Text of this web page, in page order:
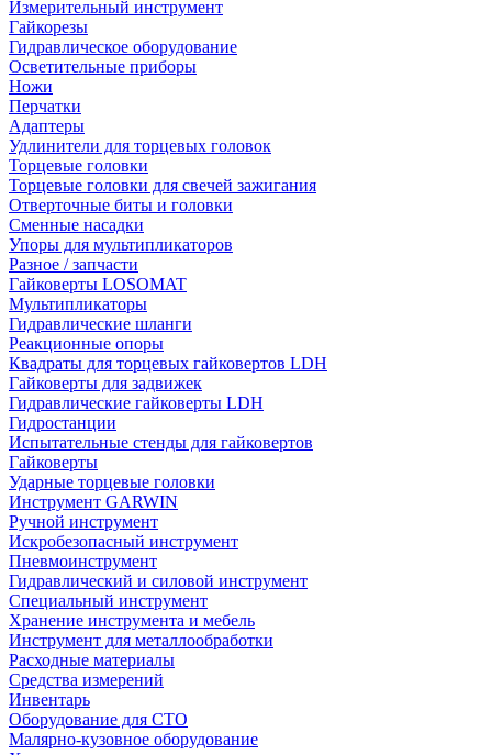
Измерительный инструмент
Гайкорезы
Гидравлическое оборудование
Осветительные приборы
Ножи
Перчатки
Адаптеры
Удлинители для торцевых головок
Торцевые головки
Торцевые головки для свечей зажигания
Отверточные биты и головки
Сменные насадки
Упоры для мультипликаторов
Разное / запчасти
Гайковерты LOSOMAT
Мультипликаторы
Гидравлические шланги
Реакционные опоры
Квадраты для торцевых гайковертов LDH
Гайковерты для задвижек
Гидравлические гайковерты LDH
Гидростанции
Испытательные стенды для гайковертов
Гайковерты
Ударные торцевые головки
Инструмент GARWIN
Ручной инструмент
Искробезопасный инструмент
Пневмоинструмент
Гидравлический и силовой инструмент
Специальный инструмент
Хранение инструмента и мебель
Инструмент для металлообработки
Расходные материалы
Средства измерений
Инвентарь
Оборудование для СТО
Малярно-кузовное оборудование